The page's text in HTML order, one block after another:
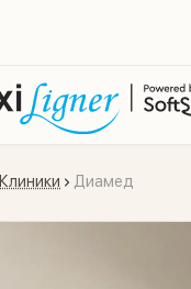
Клиники Диамед